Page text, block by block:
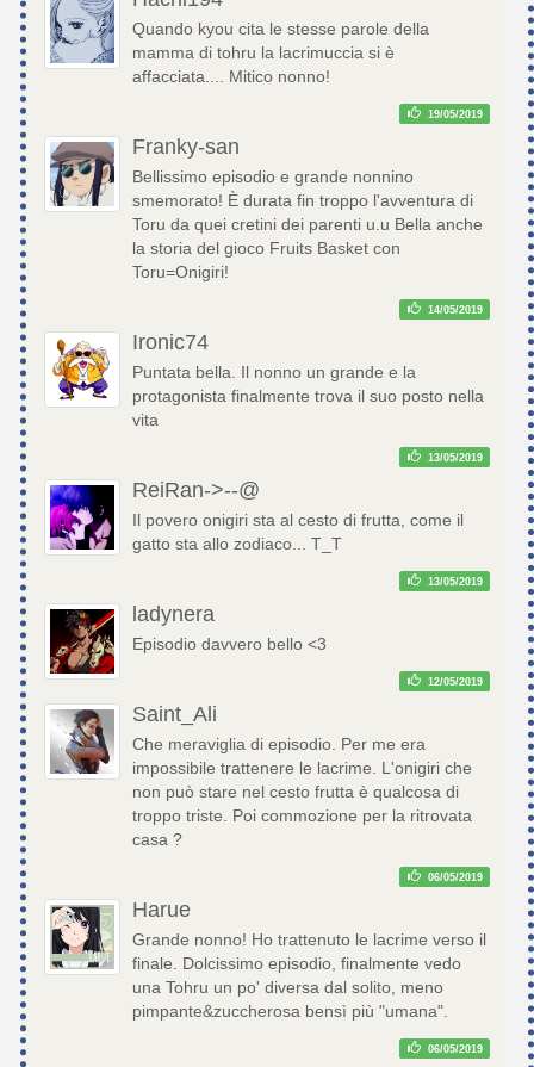
Quando kyou cita le stesse parole della
mamma di tohru la lacrimuccia si è
affacciata.... Mitico nonno!
19/05/2019
Franky-san
Bellissimo episodio e grande nonnino
smemorato! È durata fin troppo l'avventura di
Toru da quei cretini dei parenti u.u Bella anche
la storia del gioco Fruits Basket con
Toru=Onigiri!
14/05/2019
Ironic74
Puntata bella. Il nonno un grande e la
protagonista finalmente trova il suo posto nella
vita
13/05/2019
ReiRan->--@
Il povero onigiri sta al cesto di frutta, come il
gatto sta allo zodiaco... T_T
13/05/2019
ladynera
Episodio davvero bello <3
12/05/2019
Saint_Ali
Che meraviglia di episodio. Per me era
impossibile trattenere le lacrime. L'onigiri che
non può stare nel cesto frutta è qualcosa di
troppo triste. Poi commozione per la ritrovata
casa ?
06/05/2019
Harue
Grande nonno! Ho trattenuto le lacrime verso il
finale. Dolcissimo episodio, finalmente vedo
una Tohru un po' diversa dal solito, meno
pimpante&zuccherosa bensì più "umana".
06/05/2019